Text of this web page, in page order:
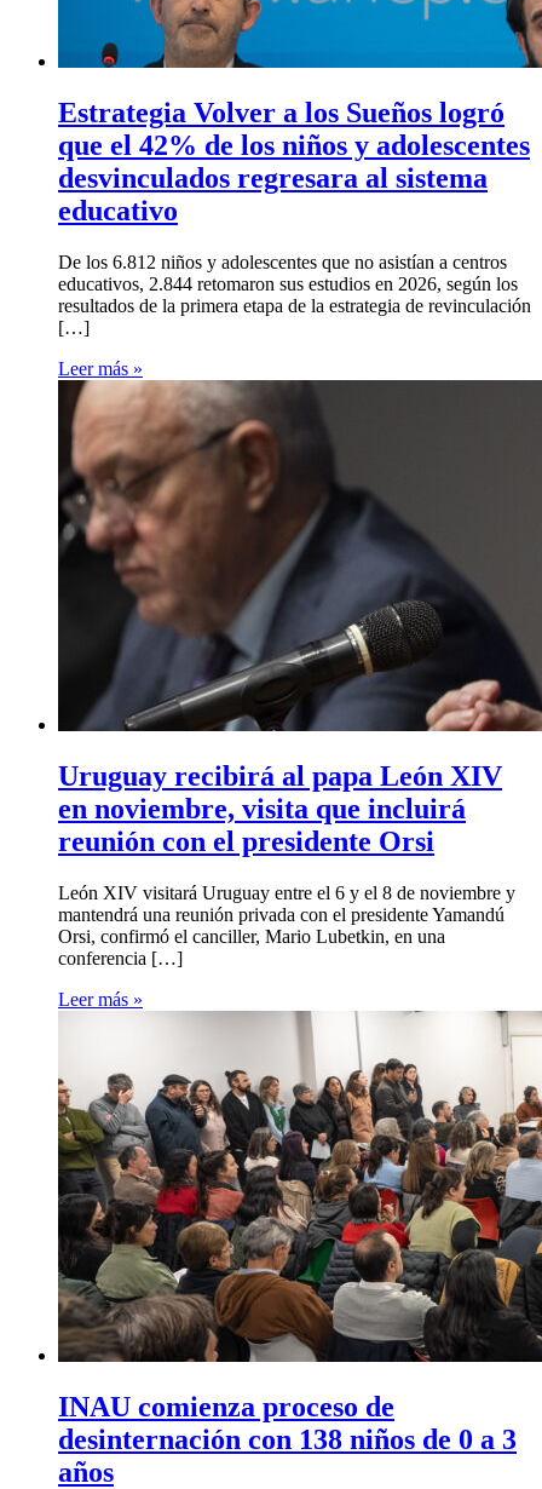
Estrategia Volver a los Sueños logró
que el 42% de los niños y adolescentes
desvinculados regresara al sistema
educativo
De los 6.812 niños y adolescentes que no asistían a centros
educativos, 2.844 retomaron sus estudios en 2026, según los
resultados de la primera etapa de la estrategia de revinculación
[…]
Leer más »
Uruguay recibirá al papa León XIV
en noviembre, visita que incluirá
reunión con el presidente Orsi
León XIV visitará Uruguay entre el 6 y el 8 de noviembre y
mantendrá una reunión privada con el presidente Yamandú
Orsi, confirmó el canciller, Mario Lubetkin, en una
conferencia […]
Leer más »
INAU comienza proceso de
desinternación con 138 niños de 0 a 3
años